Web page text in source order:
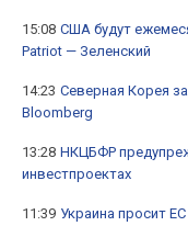
15:08 США будут
Patriot — Зеленский
14:23 Северная Корея
Bloomberg
13:28 НКЦБФР
инвестпроектах
11:39 Украина просит